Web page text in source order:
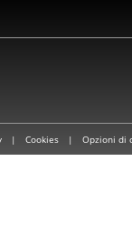
| Cookies | Opzioni di